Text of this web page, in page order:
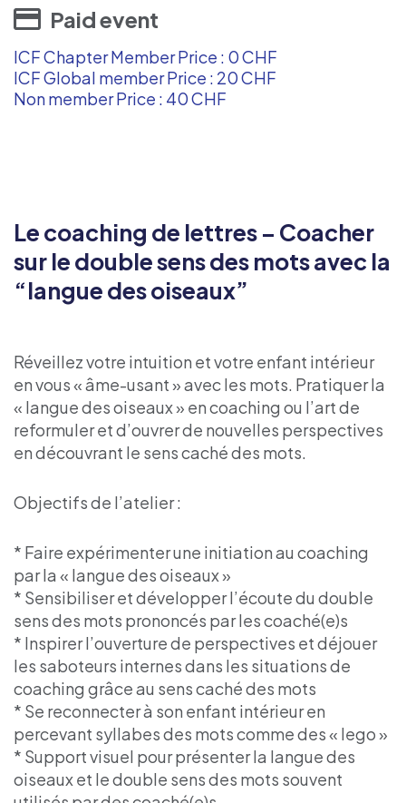
Paid event
ICF Chapter Member Price : 0 CHF
ICF Global member Price : 20 CHF
Non member Price : 40 CHF
Le coaching de lettres – Coacher
sur le double sens des mots avec la
“langue des oiseaux”
Réveillez votre intuition et votre enfant intérieur
en vous « âme-usant » avec les mots. Pratiquer la
« langue des oiseaux » en coaching ou l’art de
reformuler et d’ouvrer de nouvelles perspectives
en découvrant le sens caché des mots.
Objectifs de l’atelier :
* Faire expérimenter une initiation au coaching
par la « langue des oiseaux »
* Sensibiliser et développer l’écoute du double
sens des mots prononcés par les coaché(e)s
* Inspirer l’ouverture de perspectives et déjouer
les saboteurs internes dans les situations de
coaching grâce au sens caché des mots
* Se reconnecter à son enfant intérieur en
percevant syllabes des mots comme des « lego »
* Support visuel pour présenter la langue des
oiseaux et le double sens des mots souvent